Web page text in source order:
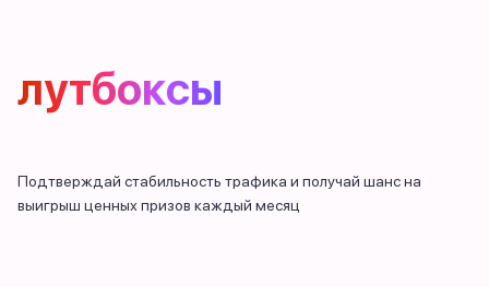
лутбоксы
Подтверждай стабильность трафика и получай шанс на
выигрыш ценных призов каждый месяц